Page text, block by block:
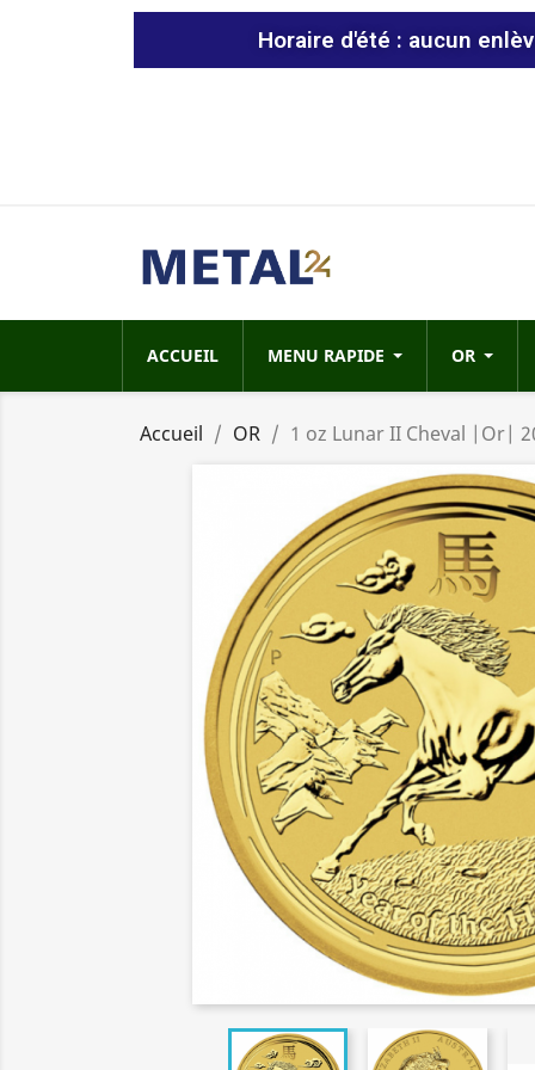
Horaire d'été : aucun
ACCUEIL MENU RAPIDE OR
Accueil OR 1 oz Lunar II Cheval |Or|